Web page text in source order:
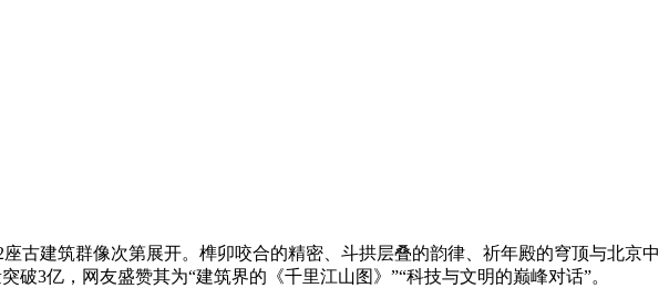
建筑群像次第展开。榫卯咬合的精密、斗拱层叠的韵律、祈年殿的穹顶与北京中
3亿，网友盛赞其为“建筑界的《千里江山图》”“科技与文明的巅峰对话”。